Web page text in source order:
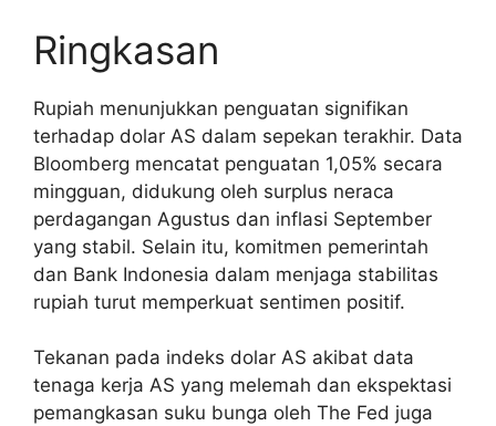
Ringkasan
Rupiah menunjukkan penguatan signifikan
terhadap dolar AS dalam sepekan terakhir. Data
Bloomberg mencatat penguatan 1,05% secara
mingguan, didukung oleh surplus neraca
perdagangan Agustus dan inflasi September
yang stabil. Selain itu, komitmen pemerintah
dan Bank Indonesia dalam menjaga stabilitas
rupiah turut memperkuat sentimen positif.
Tekanan pada indeks dolar AS akibat data
tenaga kerja AS yang melemah dan ekspektasi
pemangkasan suku bunga oleh The Fed juga